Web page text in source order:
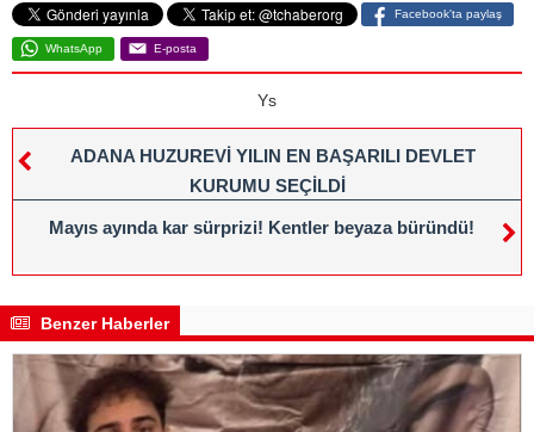
Facebook'ta paylaş
WhatsApp E-posta
Ys
ADANA HUZUREVİ YILIN EN BAŞARILI DEVLET
KURUMU SEÇİLDİ
Mayıs ayında kar sürprizi! Kentler beyaza büründü!
Benzer Haberler